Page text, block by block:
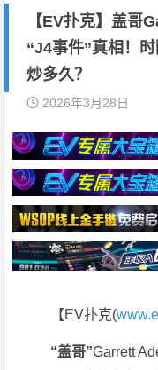
【EV扑克】盖哥
“J4事件”真相！
炒多久？
2026年3月28日
【EV扑克(
“盖哥”Garrett